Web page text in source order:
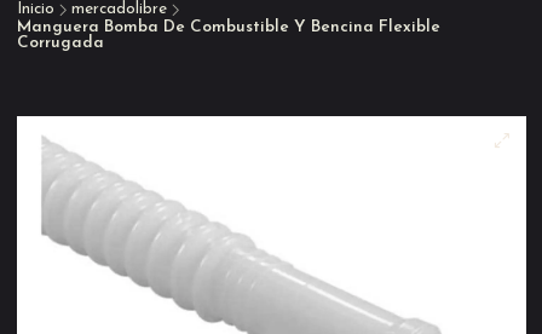
Inicio
mercadolibre
Manguera Bomba De Combustible Y Bencina Flexible
Corrugada